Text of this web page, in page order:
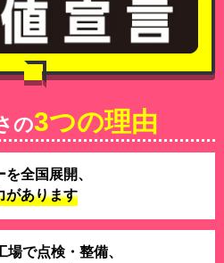
の3つの理由
全国展開、
があります
で点検・整備、